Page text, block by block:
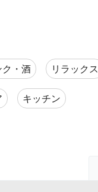
ク・酒 リラックス
キッチン